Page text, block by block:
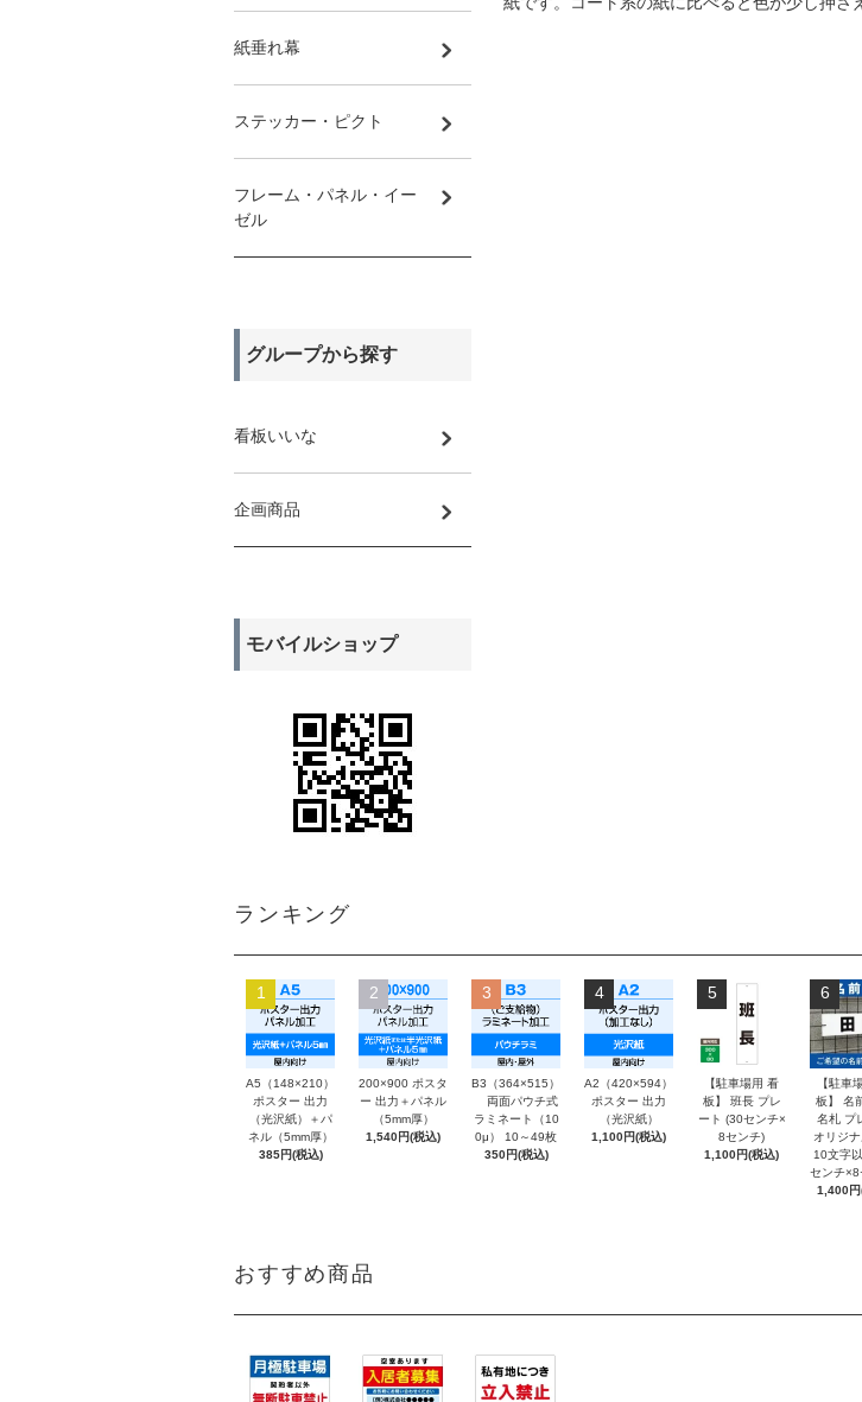
紙垂れ幕
ステッカー・ピクト
フレーム・パネル・イー
ゼル
グループから探す
看板いいな
企画商品
モバイルショップ
ランキング
1
A5（148×210）
ポスター 出力
（光沢紙）＋パ
ネル（5mm厚）
385円(税込)
2
200×900 ポスタ
ー 出力＋パネル
（5mm厚）
1,540円(税込)
3
B3（364×515）
両面パウチ式
ラミネート（10
0μ） 10～49枚
350円(税込)
4
A2（420×594）
ポスター 出力
（光沢紙）
1,100円(税込)
5
【駐車場用 看
板】 班長 プレ
ート (30センチ×
8センチ)
1,100円(税込)
6
【駐車
板】 名
名札 プ
オリジ
10文字
センチ×8
1,400円
おすすめ商品